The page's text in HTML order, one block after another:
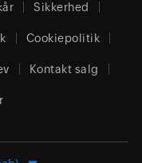
Sikkerhed
Cookiepolitik
Kontakt salg